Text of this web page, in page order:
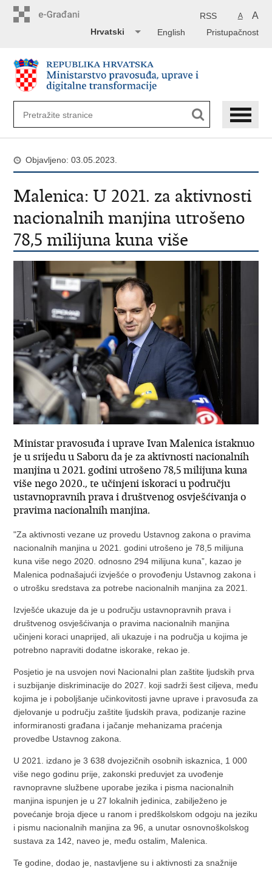
A A
RSS
Pristupačnost
English
Hrvatski
Objavljeno: 03.05.2023.
Malenica: U 2021. za aktivnosti
nacionalnih manjina utrošeno
78,5 milijuna kuna više
Ministar pravosuđa i uprave Ivan Malenica istaknuo
je u srijedu u Saboru da je za aktivnosti nacionalnih
manjina u 2021. godini utrošeno 78,5 milijuna kuna
više nego 2020., te učinjeni iskoraci u području
ustavnopravnih prava i društvenog osvješćivanja o
pravima nacionalnih manjina.
"Za aktivnosti vezane uz provedu Ustavnog zakona o pravima
nacionalnih manjina u 2021. godini utrošeno je 78,5 milijuna
kuna više nego 2020. odnosno 294 milijuna kuna”, kazao je
Malenica podnašajući izvješće o provođenju Ustavnog zakona i
o utrošku sredstava za potrebe nacionalnih manjina za 2021.
Izvješće ukazuje da je u području ustavnopravnih prava i
društvenog osvješćivanja o pravima nacionalnih manjina
učinjeni koraci unaprijed, ali ukazuje i na područja u kojima je
potrebno napraviti dodatne iskorake, rekao je.
Posjetio je na usvojen novi Nacionalni plan zaštite ljudskih prva
i suzbijanje diskriminacije do 2027. koji sadrži šest ciljeva, među
kojima je i poboljšanje učinkovitosti javne uprave i pravosuđa za
djelovanje u području zaštite ljudskih prava, podizanje razine
informiranosti građana i jačanje mehanizama praćenja
provedbe Ustavnog zakona.
U 2021. izdano je 3 638 dvojezičnih osobnih iskaznica, 1 000
više nego godinu prije, zakonski preduvjet za uvođenje
ravnopravne službene uporabe jezika i pisma nacionalnih
manjina ispunjen je u 27 lokalnih jedinica, zabilježeno je
povećanje broja djece u ranom i predškolskom odgoju na jeziku
i pismu nacionalnih manjina za 96, a unutar osnovnoškolskog
sustava za 142, naveo je, među ostalim, Malenica.
Te godine, dodao je, nastavljene su i aktivnosti za snažnije